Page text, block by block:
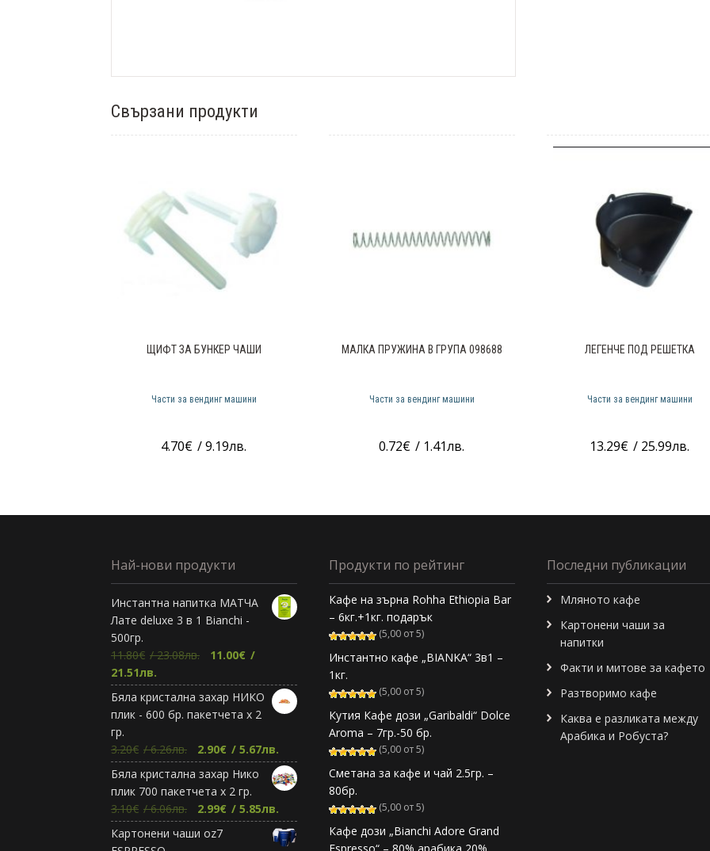
Свързани продукти
ЩИФТ ЗА БУНКЕР ЧАШИ
Части за вендинг машини
4.70€ / 9.19лв.
МАЛКА ПРУЖИНА В ГРУПА 098688
Части за вендинг машини
0.72€ / 1.41лв.
ЛЕГЕНЧЕ ПОД РЕШЕТКА
Части за вендинг машини
13.29€ / 25.99лв.
Най-нови продукти
Инстантна напитка МАТЧА
Лате deluxe 3 в 1 Bianchi -
500гр.
11.80€ / 23.08лв.
Original
was:
11.80€.
11.00€ /
21.51лв.
цена
11.00€.
Бяла кристална захар НИКО
плик - 600 бр. пакетчета х 2
гр.
3.20€ / 6.26лв.
Original
price
2.90€ / 5.67лв.Текущата
цена
е:
Бяла кристална захар Нико
плик 700 пакетчета х 2 гр.
3.10€ / 6.06лв.
Original
price
2.99€ / 5.85лв.Текущата
цена
е:
Картонени чаши oz7
Продукти по рейтинг
Кафе на зърна Rohha Ethiopia Bar
– 6кг.+1кг. подарък
(5,00 от 5)
Инстантно кафе „BIANKA“ 3в1 –
1кг.
(5,00 от 5)
Кутия Кафе дози „Garibaldi“ Dolce
Aroma – 7гр.-50 бр.
(5,00 от 5)
Сметана за кафе и чай 2.5гр. –
80бр.
(5,00 от 5)
Кафе дози „Bianchi Adore Grand
Последни публикации
Мляното кафе
Картонени чаши за
напитки
Факти и митове за кафето
Разтворимо кафе
Каква е разликата между
Арабика и Робуста?